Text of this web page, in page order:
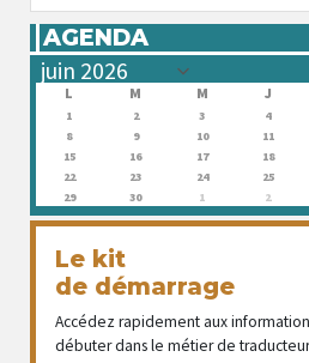
AGENDA
L M M J
1 2 3 4
8
9 10 11
15
16 17 18
22
23 24 25
29
30 1 2
Le kit
de démarrage
Accédez rapidement aux
débuter dans le métier de